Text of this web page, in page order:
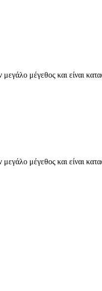
μεγάλο μέγεθος και είναι
μεγάλο μέγεθος και είναι